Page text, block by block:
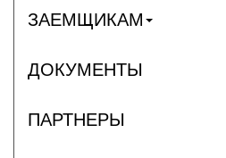
ЗАЕМЩИКАМ
ДОКУМЕНТЫ
ПАРТНЕРЫ